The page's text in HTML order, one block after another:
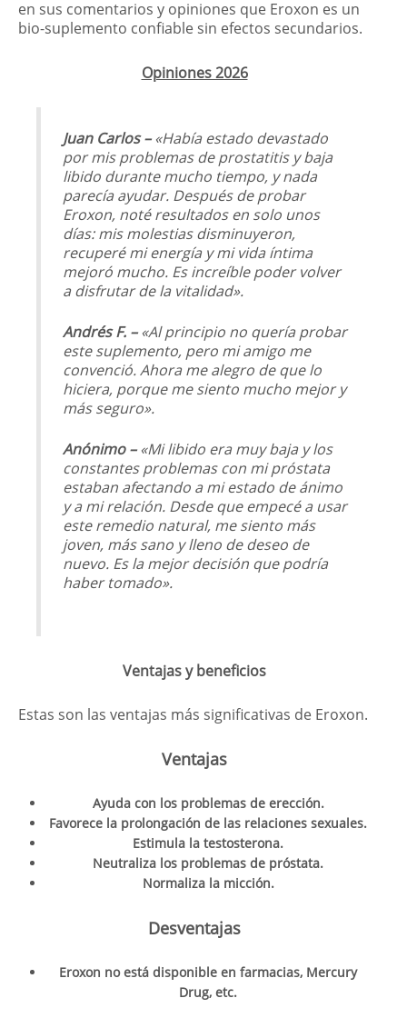
en sus comentarios y opiniones que Eroxon es un
bio-suplemento confiable sin efectos secundarios.
Opiniones 2026
Juan Carlos –«Había estado devastado
por mis problemas de prostatitis y baja
libido durante mucho tiempo, y nada
parecía ayudar. Después de probar
Eroxon, noté resultados en solo unos
días: mis molestias disminuyeron,
recuperé mi energía y mi vida íntima
mejoró mucho. Es increíble poder volver
a disfrutar de la vitalidad».
Andrés F. –«Al principio no quería probar
este suplemento, pero mi amigo me
convenció. Ahora me alegro de que lo
hiciera, porque me siento mucho mejor y
más seguro».
Anónimo –«Mi libido era muy baja y los
constantes problemas con mi próstata
estaban afectando a mi estado de ánimo
y a mi relación. Desde que empecé a usar
este remedio natural, me siento más
joven, más sano y lleno de deseo de
nuevo. Es la mejor decisión que podría
haber tomado».
Ventajas y beneficios
Estas son las ventajas más significativas de Eroxon.
Ventajas
Ayuda con los problemas de erección.
Favorece la prolongación de las relaciones sexuales.
Estimula la testosterona.
Neutraliza los problemas de próstata.
Normaliza la micción.
Desventajas
Eroxon no está disponible en farmacias, Mercury
Drug, etc.